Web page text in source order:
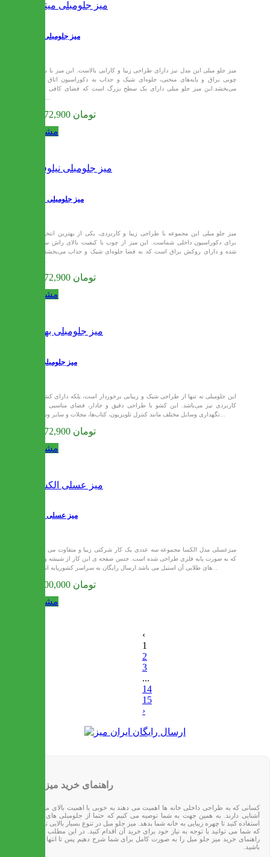
میز جلومبلی میترا
میز جلو مبلی این مدل نیز دارای طراحی زیبا و کارایی بالاست. این میز با سطح
چوبی براق و پایه‌های منحنی، جلوه‌ای شیک و جذاب به دکوراسیون اتاق شما
می‌بخشد.این میز جلو مبلی دارای یک سطح بزرگ است که فضای کافی برای
29,772,900 تومان
مشاهده
میز جلومبلی نیلوفر
میز جلو مبلی این مجموعه با طراحی زیبا و کاربردی، یکی از بهترین انتخاب‌ها
برای دکوراسیون داخلی شماست. این میز از چوب با کیفیت بالای راش ساخته
شده و دارای روکش براق است که به فضا جلوه‌ای شیک و جذاب می‌بخشد.این
29,772,900 تومان
مشاهده
میز جلومبلی بهار
کاربردی نیز می‌باشد. این کشو با طراحی دقیق و جادار، فضای مناسبی برای
29,772,900 تومان
مشاهده
میز عسلی الکسا
میزعسلی مدل الکسا مجموعه سه عددی یک کار شرکتی زیبا و متفاوت می باشد
که به صورت پایه فلزی طراحی شده است. جنس صفحه ی این کار از شیشه و پایه
های طلایی آن استیل می باشد.ارسال رایگان به سراسر کشورپایه استیل...
29,700,000 تومان
مشاهده
‹
1
2
3
...
14
15
›
راهنمای خرید میز جلو مبل
کسانی که به طراحی داخلی خانه ها اهمیت می دهند به خوبی با اهمیت بالای میز جلوی مبل
آشنایی دارند. به همین جهت به شما توصیه می کنیم که حتما از جلومبلی های زیبا و جذاب
استفاده کنید تا چهره زیبایی به خانه شما بدهد. میز جلو مبل در تنوع بسیار بالایی تولید می شود
که شما می توانید با توجه به نیاز خود برای خرید آن اقدام کنید. در این مطلب قصد داریم تا
راهنمای خرید میز جلو مبل را به صورت کامل برای شما شرح دهیم پس تا انتها با ماه همراه
باشید.